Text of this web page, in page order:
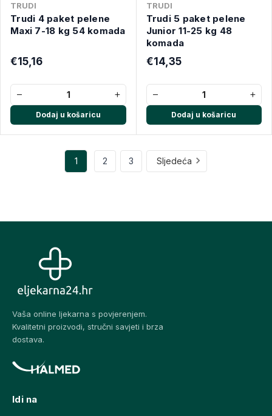
TRUDI
Trudi 4 paket pelene
Maxi 7-18 kg 54 komada
€15,16
− +
Dodaj u košaricu
TRUDI
Trudi 5 paket pelene
Junior 11-25 kg 48
komada
€14,35
− +
Dodaj u košaricu
1 2 3 Sljedeća
Vaša online ljekarna s povjerenjem.
Kvalitetni proizvodi, stručni savjeti i brza
dostava.
Idi na